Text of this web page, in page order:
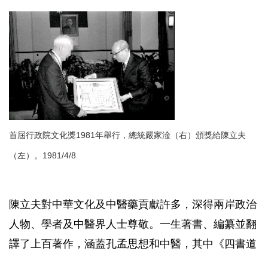
首屆行政院文化獎1981年舉行，總統嚴家淦（右）頒獎給陳立夫
（左）。1981/4/8
陳立夫對中華文化及中醫藥貢獻許多，深得兩岸政治
人物、學者及中醫界人士尊敬。一生著書、編纂並翻
譯了上百著作，涵蓋孔孟思想和中醫，其中《四書道